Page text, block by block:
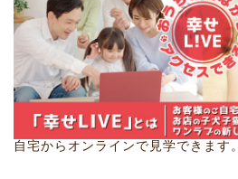
自宅からオンラインで見学できます。